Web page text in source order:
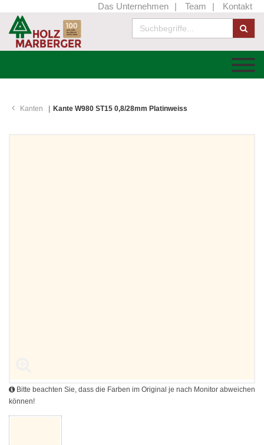
Das Unternehmen Team Kontakt
Kanten Kante W980 ST15 0,8/28mm Platinweiss
Bitte beachten Sie, dass die Farben im Original je nach Monitor abweichen
können!